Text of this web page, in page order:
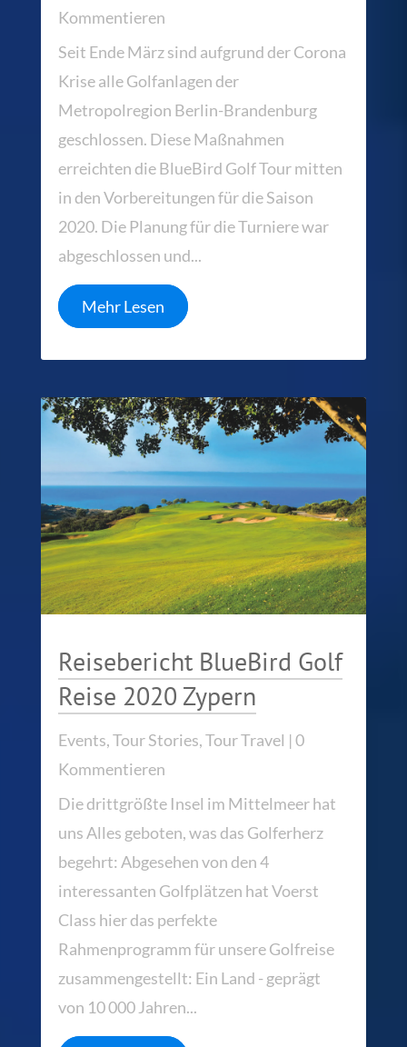
Kommentieren
Seit Ende März sind aufgrund der Corona
Krise alle Golfanlagen der
Metropolregion Berlin-Brandenburg
geschlossen. Diese Maßnahmen
erreichten die BlueBird Golf Tour mitten
in den Vorbereitungen für die Saison
2020. Die Planung für die Turniere war
abgeschlossen und...
Mehr Lesen
Reisebericht BlueBird Golf
Reise 2020 Zypern
Events,Tour Stories,Tour Travel | 0
Kommentieren
Die drittgrößte Insel im Mittelmeer hat
uns Alles geboten, was das Golferherz
begehrt: Abgesehen von den 4
interessanten Golfplätzen hat Voerst
Class hier das perfekte
Rahmenprogramm für unsere Golfreise
zusammengestellt: Ein Land - geprägt
von 10 000 Jahren...